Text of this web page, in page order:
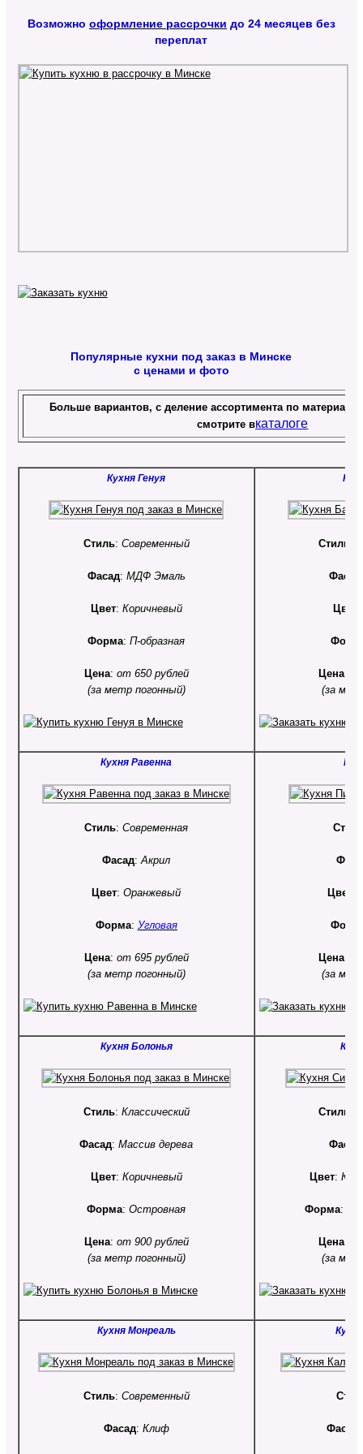
Возможно оформление рассрочки до 24 месяцев без
переплат
Популярные кухни под заказ в Минске
с ценами и фото
Больше вариантов, с деление ассортимента по
смотрите вкаталоге
Кухня Генуя
Стиль: Современный
Фасад: МДФ Эмаль
Цвет: Коричневый
Форма:П-образная
Цена: от 650 рублей
(за метр погонный)
Стиль
Фасад
Цвет
Цена:
(за
Кухня Равенна
Стиль:Современная
Фасад:Акрил
Цвет:Оранжевый
Форма: Угловая
Цена: от 695 рублей
(за метр погонный)
Цвет
Цена:
(за
Кухня Болонья
Стиль: Классический
Фасад:Массив дерева
Цвет: Коричневый
Форма:Островная
Цена: от 900 рублей
(за метр погонный)
Стиль
Фасад
Цвет:
Форма:
Цена:
(за
Кухня Монреаль
Стиль: Современный
Фасад: Клиф Фасад